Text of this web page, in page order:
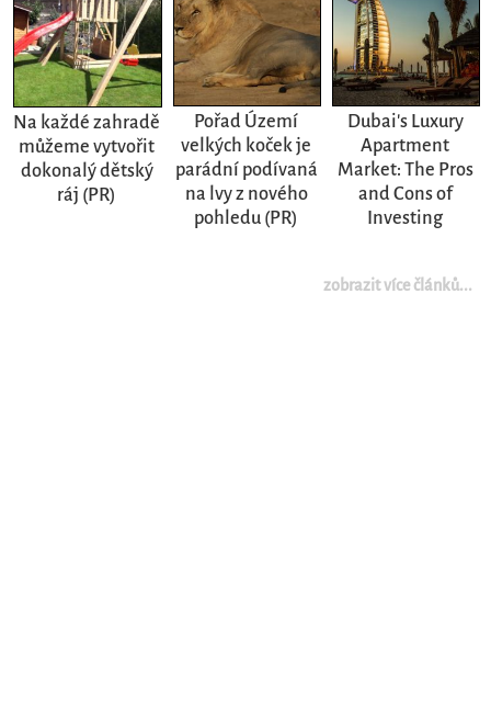
Na každé zahradě
můžeme vytvořit
dokonalý dětský
ráj (PR)
Pořad Území
velkých koček je
parádní podívaná
na lvy z nového
pohledu (PR)
Dubai's Luxury
Apartment
Market: The Pros
and Cons of
Investing
zobrazit více článků...